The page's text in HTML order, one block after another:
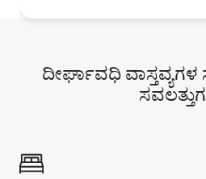
ದೀರ್ಘಾವಧಿ ವಾಸ್ತವ್ಯಗಳ